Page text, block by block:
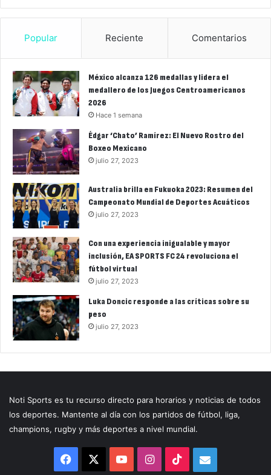
Popular Reciente Comentarios
México alcanza 126 medallas y lidera el
medallero de los Juegos Centroamericanos
2026
Hace 1 semana
Édgar ‘Chato’ Ramírez: El Nuevo Rostro del
Boxeo Mexicano
julio 27, 2023
Australia brilla en Fukuoka 2023: Resumen del
Campeonato Mundial de Deportes Acuáticos
julio 27, 2023
Con una experiencia inigualable y mayor
inclusión, EA SPORTS FC 24 revoluciona el
fútbol virtual
julio 27, 2023
Luka Doncic responde a las críticas sobre su
peso
julio 27, 2023
Noti Sports es tu recurso directo para horarios y noticias de todos
los deportes. Mantente al día con los partidos de fútbol, liga,
champions, rugby y más deportes a nivel mundial.
Facebook YouTubeInstagram
TikTokCorreo